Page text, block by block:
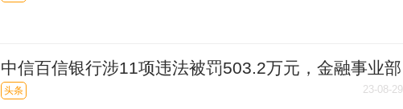
中信百信银行涉11项违法被罚503.2万元，金融事业部
总裁被罚24.2万元
头条 23-08-29